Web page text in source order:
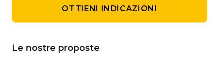
OTTIENI INDICAZIONI
Le nostre proposte